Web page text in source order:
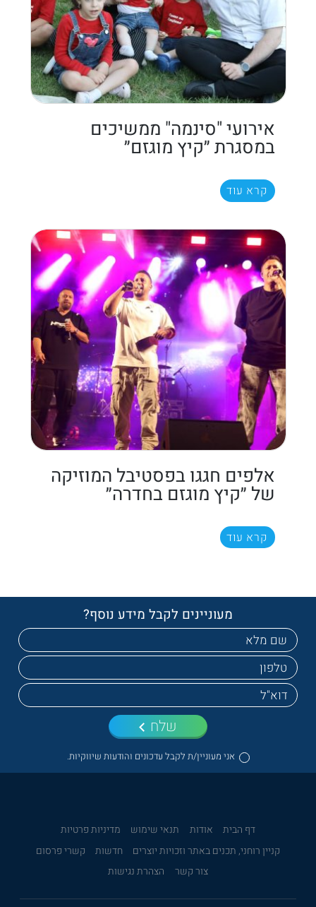
אירועי "סינמה" ממשיכים
במסגרת ״קיץ מוגזם״
קרא עוד
אלפים חגגו בפסטיבל המוזיקה
של ״קיץ מוגזם בחדרה״
קרא עוד
מעוניינים לקבל מידע נוסף?
אני מעוניין/ת לקבל עדכונים והודעות שיווקיות.
שלח
דף הבית אודות תנאי שימוש
מדיניות פרטיות
קניין רוחני, תכנים באתר וזכויות יוצרים
חדשות
קשרי פרסום
צור קשר
הצהרת נגישות